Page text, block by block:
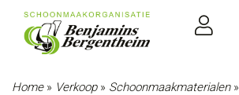
Home» Verkoop» Schoonmaakmaterialen»